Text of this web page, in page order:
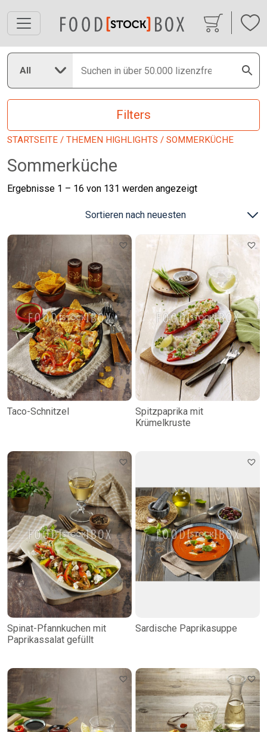
All
Filters
STARTSEITE / THEMEN HIGHLIGHTS / SOMMERKÜCHE
Sommerküche
Ergebnisse 1 – 16 von 131 werden angezeigtNach
Taco-Schnitzel
Spitzpaprika mit
Krümelkruste
Spinat-Pfannkuchen mit
Paprikassalat gefüllt
Sardische Paprikasuppe